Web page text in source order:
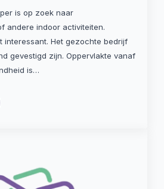
is op zoek naar
andere indoor activiteiten.
interessant. Het gezochte bedrijf
gevestigd zijn. Oppervlakte vanaf
is…